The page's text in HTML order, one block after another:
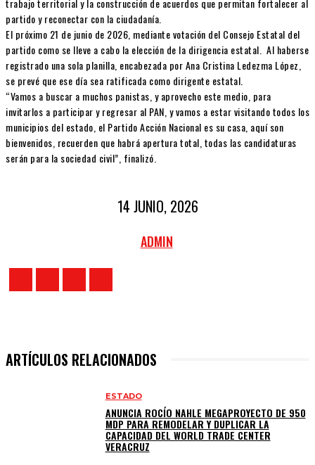
trabajo territorial y la construcción de acuerdos que permitan fortalecer al
partido y reconectar con la ciudadanía.
El próximo 21 de junio de 2026, mediante votación del Consejo Estatal del
partido como se lleve a cabo la elección de la dirigencia estatal. Al haberse
registrado una sola planilla, encabezada por Ana Cristina Ledezma López,
se prevé que ese día sea ratificada como dirigente estatal.
“Vamos a buscar a muchos panistas, y aprovecho este medio, para
invitarlos a participar y regresar al PAN, y vamos a estar visitando todos los
municipios del estado, el Partido Acción Nacional es su casa, aquí son
bienvenidos, recuerden que habrá apertura total, todas las candidaturas
serán para la sociedad civil”, finalizó.
14 JUNIO, 2026
ADMIN
ARTÍCULOS RELACIONADOS
ESTADO
ANUNCIA ROCÍO NAHLE MEGAPROYECTO DE 950
MDP PARA REMODELAR Y DUPLICAR LA
CAPACIDAD DEL WORLD TRADE CENTER
VERACRUZ